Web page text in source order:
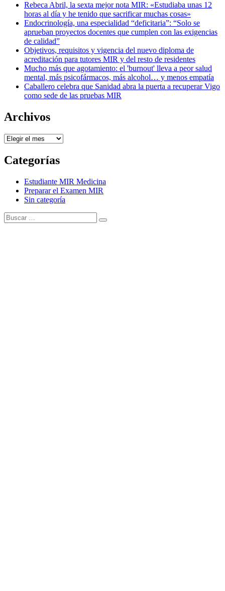
Rebeca Abril, la sexta mejor nota MIR: «Estudiaba unas 12
horas al día y he tenido que sacrificar muchas cosas»
Endocrinología, una especialidad “deficitaria”: “Solo se
aprueban proyectos docentes que cumplen con las exigencias
de calidad”
Objetivos, requisitos y vigencia del nuevo diploma de
acreditación para tutores MIR y del resto de residentes
Mucho más que agotamiento: el 'burnout' lleva a peor salud
mental, más psicofármacos, más alcohol… y menos empatía
Caballero celebra que Sanidad abra la puerta a recuperar Vigo
como sede de las pruebas MIR
Archivos
Archivos
Categorías
Estudiante MIR Medicina
Preparar el Examen MIR
Sin categoría
Buscar:
Buscar